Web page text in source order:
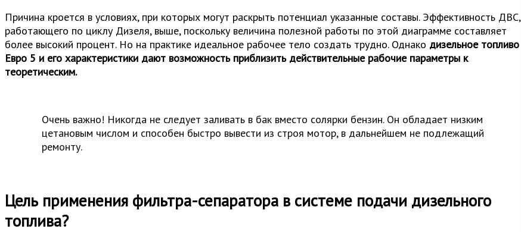
Причина кроется в условиях, при которых могут раскрыть потенциал указанные составы. Эффективность ДВС,
работающего по циклу Дизеля, выше, поскольку величина полезной работы по этой диаграмме составляет
более высокий процент. Но на практике идеальное рабочее тело создать трудно. Однако дизельное топливо
Евро 5 и его характеристики дают возможность приблизить действительные рабочие параметры к
теоретическим.
Очень важно! Никогда не следует заливать в бак вместо солярки бензин. Он обладает низким
цетановым числом и способен быстро вывести из строя мотор, в дальнейшем не подлежащий
ремонту.
Цель применения фильтра-сепаратора в системе подачи дизельного
топлива?